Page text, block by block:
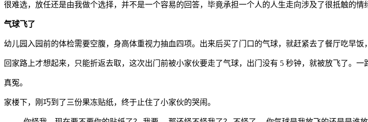
很难选，放任还是由我做个选择，并不是一个容易的回答，毕竟承担一个人的人生走向涉及了很抵触的情
气球飞了
幼儿园入园前的体检需要空腹，身高体重视力抽血四项。出来后买了门口的气球，就赶紧去了餐厅吃早饭
回家路上才想起来，只能折返去取，这次出门前被小家伙要走了气球，出门没有 5 秒钟，就被放飞了。
真冤。
家楼下，刚巧到了三份果冻贴纸，终于止住了小家伙的哭闹。